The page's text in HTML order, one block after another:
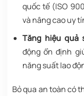
quốc tế (ISO
và nâng cao uy
Tăng hiệu quả
động ổn định
năng suất lao
Bỏ qua an toàn có